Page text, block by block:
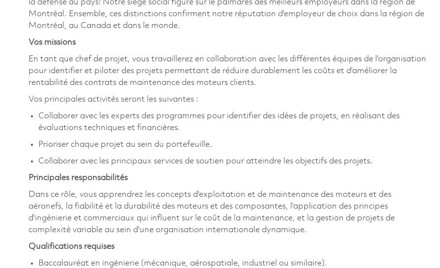
la défense au pays! Notre siège social figure sur le palmarès des meilleurs employeurs dans la région de
Montréal. Ensemble, ces distinctions confirment notre réputation d'employeur de choix dans la région de
Montréal, au Canada et dans le monde.
Vos missions
En tant que chef de projet, vous travaillerez en collaboration avec les différentes équipes de l'organisation
pour identifier et piloter des projets permettant de réduire durablement les coûts et d'améliorer la
rentabilité des contrats de maintenance des moteurs clients.
Vos principales activités seront les suivantes :
Collaborer avec les experts des programmes pour identifier des idées de projets, en réalisant des
évaluations techniques et financières.
Prioriser chaque projet au sein du portefeuille.
Collaborer avec les principaux services de soutien pour atteindre les objectifs des projets.
Principales responsabilités
Dans ce rôle, vous apprendrez les concepts d'exploitation et de maintenance des moteurs et des
aéronefs, la fiabilité et la durabilité des moteurs et des composantes, l'application des principes
d'ingénierie et commerciaux qui influent sur le coût de la maintenance, et la gestion de projets de
complexité variable au sein d'une organisation internationale dynamique.
Qualifications requises
Baccalauréat en ingénierie (mécanique, aérospatiale, industriel ou similaire).